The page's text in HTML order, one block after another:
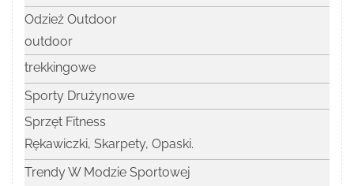
Odzież Outdoor
outdoor
trekkingowe
Sporty Drużynowe
Sprzęt Fitness
Rękawiczki, Skarpety, Opaski.
Trendy W Modzie Sportowej